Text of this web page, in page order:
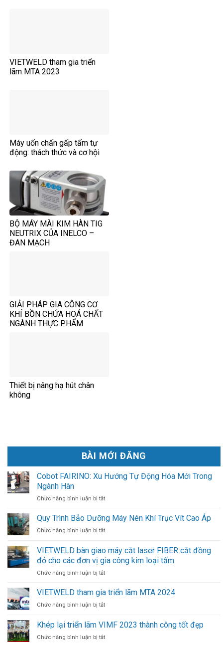
BÀI MỚI ĐĂNG
Cobot FAIRINO: Xu Hướng Tự Động Hóa Mới Trong
Ngành Hàn
Chức năng bình luận bị tắtở
FAIRINO:
Xu
Hướng
Động
Hóa
Trong
Hàn
Quy Trình Bảo Dưỡng Máy Nén Khí Trục Vít Cao Áp
Chức năng bình luận bị tắtở
Trình
Bảo
Dưỡng
Máy
Khí
Vít
Áp
VIETWELD bàn giao máy cắt laser FIBER cắt đồng
đỏ cho các đơn vị gia công kim loại tấm.
Chức năng bình luận bị tắtở
bàn
máy
laser
cắt
VIETWELD tham gia triển lãm MTA 2024
Chức năng bình luận bị tắtở
tham
gia
triển
Khép lại triển lãm VIMF 2023 thành công tốt đẹp
Chức năng bình luận bị tắtở
VIETWELD tham gia triển
lãm MTA 2023
Máy uốn chấn gấp tấm tự
động: thách thức và cơ hội
BỘ MÁY MÀI KIM HÀN TIG
NEUTRIX CỦA INELCO –
ĐAN MẠCH
GIẢI PHÁP GIA CÔNG CƠ
KHÍ BỒN CHỨA HOÁ CHẤT
NGÀNH THỰC PHẨM
Thiết bị nâng hạ hút chân
không